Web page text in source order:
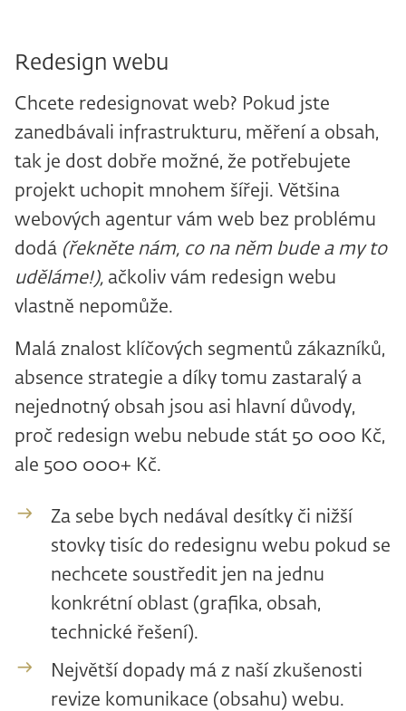
Redesign webu
Chcete redesignovat web? Pokud jste
zanedbávali infrastrukturu, měření a obsah,
tak je dost dobře možné, že potřebujete
projekt uchopit mnohem šířeji. Většina
webových agentur vám web bez problému
dodá (řekněte nám, co na něm bude a my to
uděláme!), ačkoliv vám redesign webu
vlastně nepomůže.
Malá znalost klíčových segmentů zákazníků,
absence strategie a díky tomu zastaralý a
nejednotný obsah jsou asi hlavní důvody,
proč redesign webu nebude stát 50 000 Kč,
ale 500 000+ Kč.
Za sebe bych nedával desítky či nižší
stovky tisíc do redesignu webu pokud se
nechcete soustředit jen na jednu
konkrétní oblast (grafika, obsah,
technické řešení).
Největší dopady má z naší zkušenosti
revize komunikace (obsahu) webu.